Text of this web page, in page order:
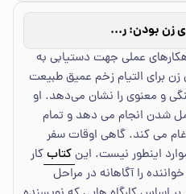
کتابچه تمرین ژرفای زن بودن: راهکارهای عملی جهت دستیابی به زنانگی گمشده
عملی جهت دستیابی به
برای التیام زخم عمیق طبیعت
و معنوی را نشان می‌دهد. او
شدن انجام می دهد و تمام
می کند. گاهی اوقات سفر
اینطور نیست. اینکتابکار
را آگاهانه در مراحل